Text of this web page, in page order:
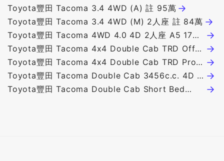
Toyota豐田 Tacoma 3.4 4WD (A) 註 95萬
Toyota豐田 Tacoma 3.4 4WD (M) 2人座 註 84萬
Toyota豐田 Tacoma 4WD 4.0 4D 2人座 A5 175
萬
Toyota豐田 Tacoma 4x4 Double Cab TRD Off
Road Premium 5' Bed 2393c.c. 4D 5人座 238.2
萬
Toyota豐田 Tacoma 4x4 Double Cab TRD Pro
Hybrid 5' Bed 2393c.c. 4D 5人座 295萬
Toyota豐田 Tacoma Double Cab 3456c.c. 4D 5
人座 228萬
Toyota豐田 Tacoma Double Cab Short Bed